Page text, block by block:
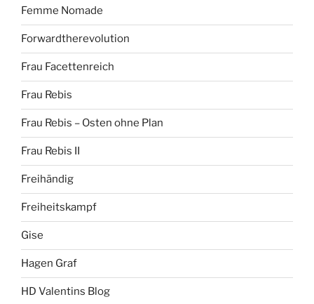
Femme Nomade
Forwardtherevolution
Frau Facettenreich
Frau Rebis
Frau Rebis – Osten ohne Plan
Frau Rebis II
Freihändig
Freiheitskampf
Gise
Hagen Graf
HD Valentins Blog